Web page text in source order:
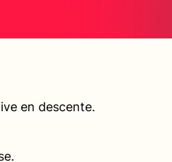
en descente.